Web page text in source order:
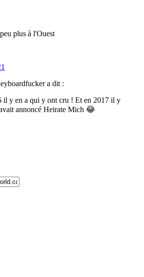
plus à l'Ouest
a dit :
il y en a qui y ont cru ! Et en 2017 il y
annoncé Heirate Mich 😂